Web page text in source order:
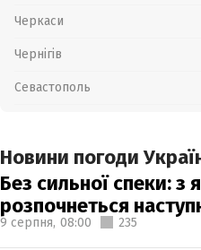
Черкаси
Чернігів
Севастополь
Новини погоди
Без сильної спеки: з
розпочнеться
9 серпня, 08:00 235